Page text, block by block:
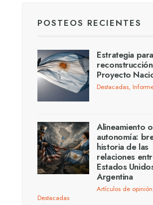
POSTEOS RECIENTES
Estrategia
Proyecto
Destacadas,
Alineamiento o
autonomía:
historia de las
relaciones
Estados
Argentina
Artículos de opinión
Destacadas